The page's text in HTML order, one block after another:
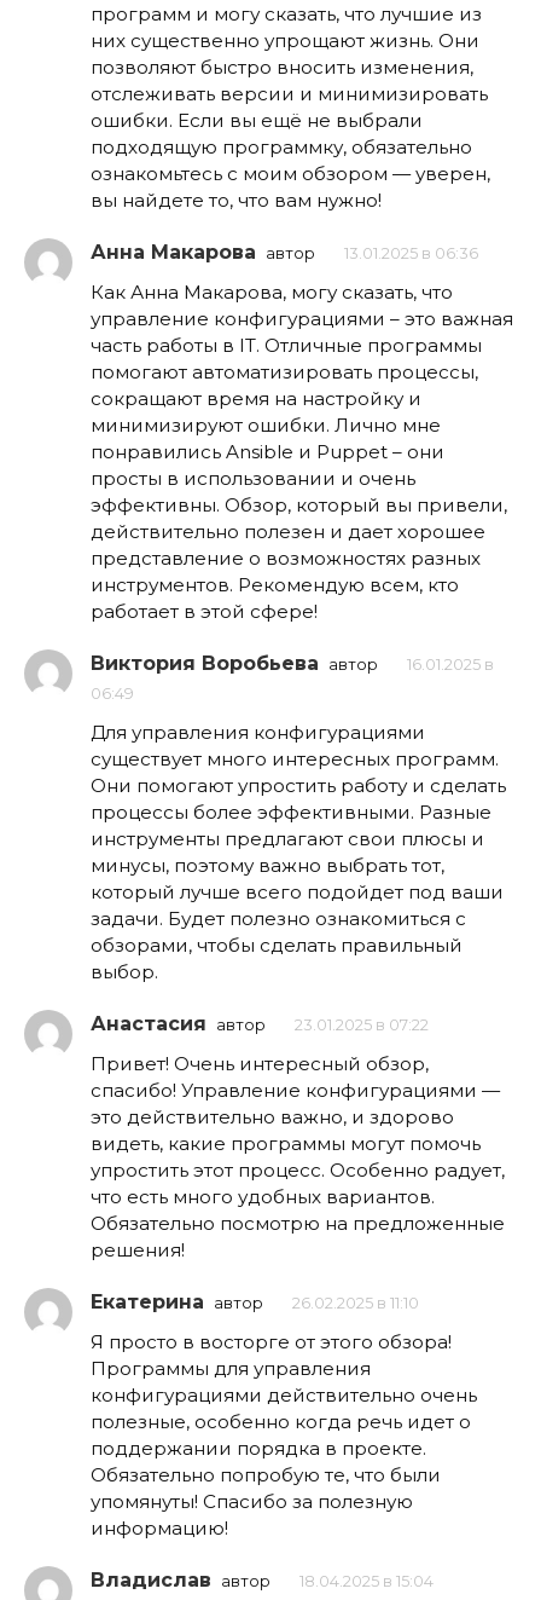
программ и могу сказать, что лучшие из
них существенно упрощают жизнь. Они
позволяют быстро вносить изменения,
отслеживать версии и минимизировать
ошибки. Если вы ещё не выбрали
подходящую программку, обязательно
ознакомьтесь с моим обзором — уверен,
вы найдете то, что вам нужно!
Анна Макарова автор 13.01.2025 в 06:36
Как Анна Макарова, могу сказать, что
управление конфигурациями – это важная
часть работы в IT. Отличные программы
помогают автоматизировать процессы,
сокращают время на настройку и
минимизируют ошибки. Лично мне
понравились Ansible и Puppet – они
просты в использовании и очень
эффективны. Обзор, который вы привели,
действительно полезен и дает хорошее
представление о возможностях разных
инструментов. Рекомендую всем, кто
работает в этой сфере!
Виктория Воробьева автор
16.01.2025 в
06:49
Для управления конфигурациями
существует много интересных программ.
Они помогают упростить работу и сделать
процессы более эффективными. Разные
инструменты предлагают свои плюсы и
минусы, поэтому важно выбрать тот,
который лучше всего подойдет под ваши
задачи. Будет полезно ознакомиться с
обзорами, чтобы сделать правильный
выбор.
Анастасия автор 23.01.2025 в 07:22
Привет! Очень интересный обзор,
спасибо! Управление конфигурациями —
это действительно важно, и здорово
видеть, какие программы могут помочь
упростить этот процесс. Особенно радует,
что есть много удобных вариантов.
Обязательно посмотрю на предложенные
решения!
Екатерина автор 26.02.2025 в 11:10
Я просто в восторге от этого обзора!
Программы для управления
конфигурациями действительно очень
полезные, особенно когда речь идет о
поддержании порядка в проекте.
Обязательно попробую те, что были
упомянуты! Спасибо за полезную
информацию!
Владислав автор 18.04.2025 в 15:04